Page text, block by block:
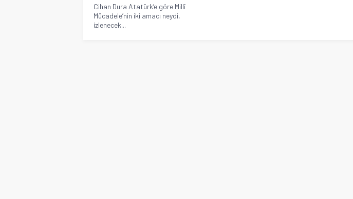
Cihan Dura Atatürk’e göre Millî
Mücadele’nin iki amacı neydi,
izlenecek...